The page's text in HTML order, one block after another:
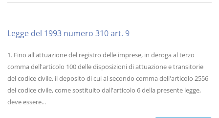
Legge del 1993 numero 310 art. 9
1. Fino all'attuazione del registro delle imprese, in deroga al terzo
comma dell'articolo 100 delle disposizioni di attuazione e transitorie
del codice civile, il deposito di cui al secondo comma dell'articolo 2556
del codice civile, come sostituito dall'articolo 6 della presente legge,
deve essere...